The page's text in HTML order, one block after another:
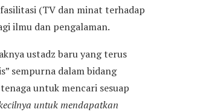
(TV dan minat terhadap
ilmu dan pengalaman.
ustadz baru yang terus
sempurna dalam bidang
untuk mencari sesuap
untuk mendapatkan